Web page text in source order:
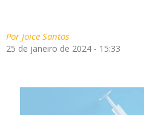
PorJoice Santos
25 de janeiro de 2024 - 15:33